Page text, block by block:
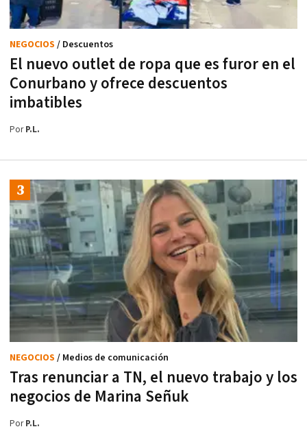
El nuevo outlet de ropa que es furor en el
Conurbano y ofrece descuentos
imbatibles
NEGOCIOS / Descuentos
PorP.L.
Tras renunciar a TN, el nuevo trabajo y los
negocios de Marina Señuk
NEGOCIOS / Medios de comunicación
PorP.L.